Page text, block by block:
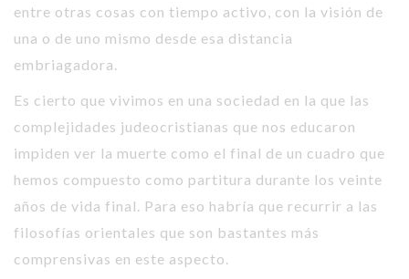
entre otras cosas con tiempo activo, con la visión de
una o de uno mismo desde esa distancia
embriagadora.
Es cierto que vivimos en una sociedad en la que las
complejidades judeocristianas que nos educaron
impiden ver la muerte como el final de un cuadro que
hemos compuesto como partitura durante los veinte
años de vida final. Para eso habría que recurrir a las
filosofías orientales que son bastantes más
comprensivas en este aspecto.